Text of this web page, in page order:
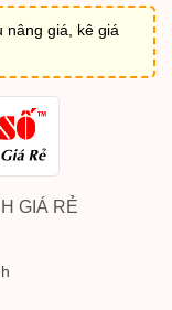
nâng giá, kê giá
GIÁ RẺ